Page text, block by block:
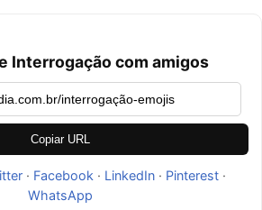
Interrogação com amigos
Copiar URL
· Facebook · LinkedIn· Pinterest·
WhatsApp